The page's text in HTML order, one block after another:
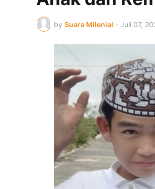
by Suara Milenial - Juli 07,